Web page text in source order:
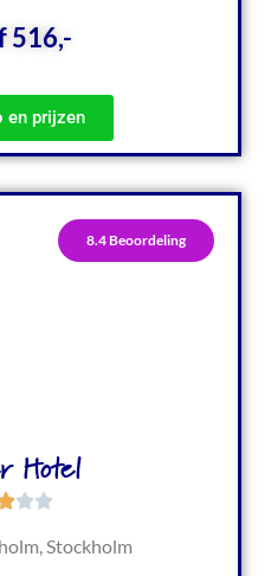
516,-
en prijzen
8.4 Beoordeling
Hotel
Stockholm